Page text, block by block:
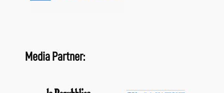
Media Partner: